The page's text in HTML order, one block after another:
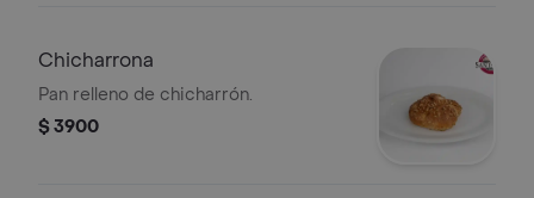
Chicharrona
Pan relleno de chicharrón.
$ 3900